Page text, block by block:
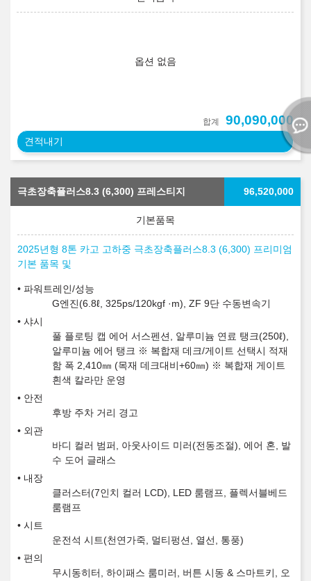
옵션 없음
합계 90,090,000
견적내기
극초장축플러스8.3 (6,300) 프레스티지 96,520,000
2025년형 8톤 카고 고하중 극초장축플러스8.3 (6,300) 프리미엄
기본 품목 및
파워트레인/성능
G엔진(6.8ℓ, 325ps/120kgf ·m), ZF 9단 수동변속기
샤시
풀 플로팅 캡 에어 서스펜션, 알루미늄 연료 탱크(250ℓ),
알루미늄 에어 탱크 ※ 복합재 데크/게이트 선택시 적재
함 폭 2,410㎜ (목재 데크대비+60㎜) ※ 복합재 게이트
흰색 칼라만 운영
안전
후방 주차 거리 경고
외관
바디 컬러 범퍼, 아웃사이드 미러(전동조절), 에어 혼, 발
수 도어 글래스
내장
클러스터(7인치 컬러 LCD), LED 룸램프, 플렉서블베드
룸램프
시트
운전석 시트(천연가죽, 멀티펑션, 열선, 통풍)
편의
무시동히터, 하이패스 룸미러, 버튼 시동 & 스마트키, 오